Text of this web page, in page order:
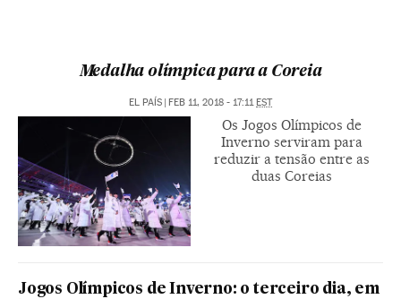
Medalha olímpica para a Coreia
EL PAÍS FEB 11, 2018 - 17:11 EST
Os Jogos Olímpicos de
Inverno serviram para
reduzir a tensão entre as
duas Coreias
Jogos Olímpicos de Inverno: o terceiro dia, em